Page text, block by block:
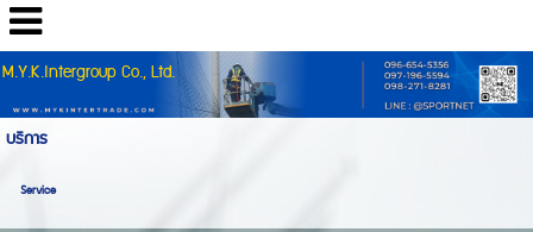
M.Y.K.Intergroup Co., Ltd.
บริการ
Service